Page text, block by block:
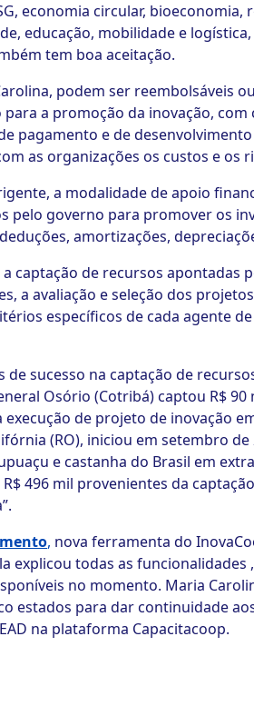
economia circular,
educação, mobilidade e
tem boa aceitação.
podem ser reembolsáveis
a promoção da inovação, com
pagamento e de
as organizações os custos e os
a modalidade de apoio
pelo governo para promover os
amortizações,
captação de recursos
a avaliação e seleção dos
específicos de cada agente
de sucesso na captação de
Osório (Cotribá) captou R$
de projeto de inovação
(RO), iniciou em setembro
e castanha do Brasil em
496 mil provenientes da
, nova ferramenta do
explicou todas as
no momento. Maria
estados para dar continuidade
na plataforma Capacitacoop.